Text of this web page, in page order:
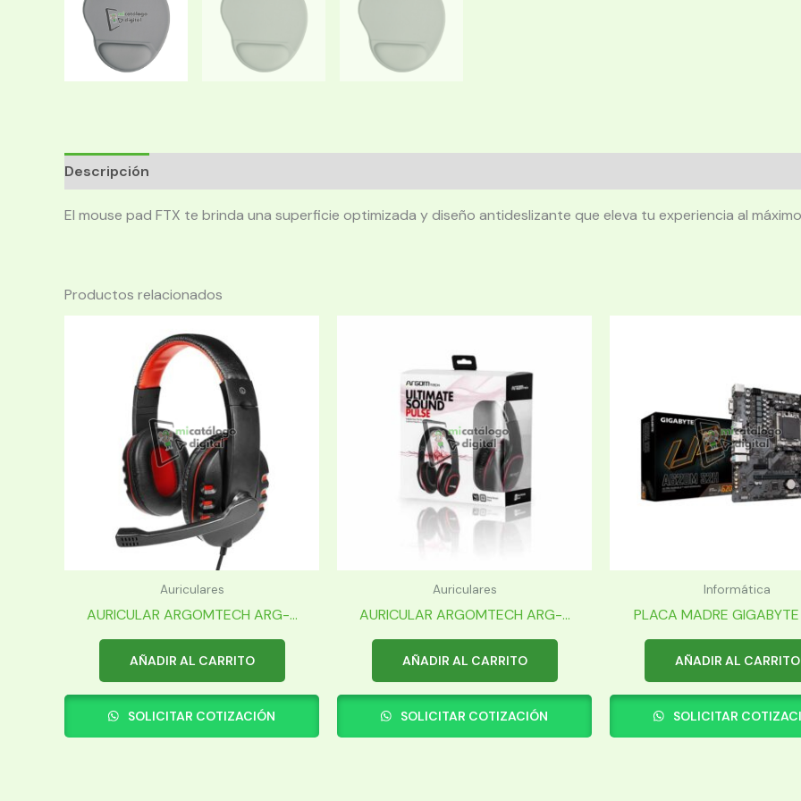
Descripción
El mouse pad FTX te brinda una superficie optimizada y diseño antideslizante que eleva tu experiencia al
Productos relacionados
Auriculares
AURICULAR ARGOMTECH ARG-...
AÑADIR AL CARRITO
SOLICITAR COTIZACIÓN
Auriculares
AURICULAR ARGOMTECH ARG-...
AÑADIR AL CARRITO
SOLICITAR COTIZACIÓN
Informática
PLACA MADRE
AÑADIR AL CARRITO
SOLICITAR